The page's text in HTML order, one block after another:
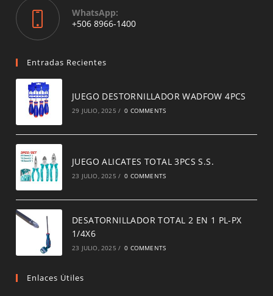
WhatsApp:
+506 8966-1400Opens
Entradas Recientes
JUEGO DESTORNILLADOR WADFOW 4PCS
29 JULIO, 2025 / 0 COMMENTS
JUEGO ALICATES TOTAL 3PCS S.S.
23 JULIO, 2025 / 0 COMMENTS
DESATORNILLADOR TOTAL 2 EN 1 PL-PX
1/4X6
23 JULIO, 2025 / 0 COMMENTS
Enlaces Útiles